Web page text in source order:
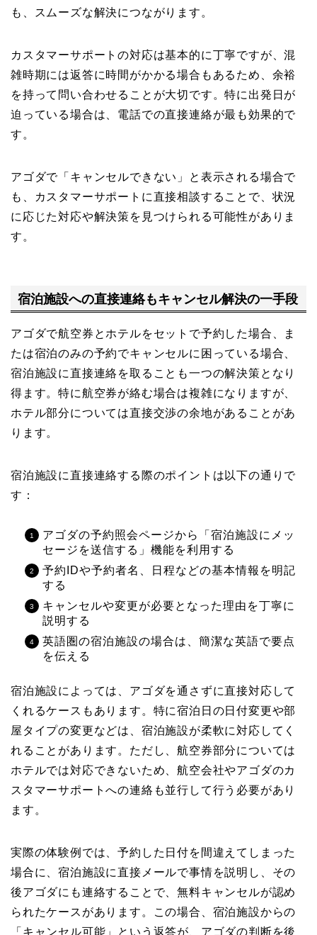
も、スムーズな解決につながります。
カスタマーサポートの対応は基本的に丁寧ですが、混
雑時期には返答に時間がかかる場合もあるため、余裕
を持って問い合わせることが大切です。特に出発日が
迫っている場合は、電話での直接連絡が最も効果的で
す。
アゴダで「キャンセルできない」と表示される場合で
も、カスタマーサポートに直接相談することで、状況
に応じた対応や解決策を見つけられる可能性がありま
す。
宿泊施設への直接連絡もキャンセル解決の一手段
アゴダで航空券とホテルをセットで予約した場合、ま
たは宿泊のみの予約でキャンセルに困っている場合、
宿泊施設に直接連絡を取ることも一つの解決策となり
得ます。特に航空券が絡む場合は複雑になりますが、
ホテル部分については直接交渉の余地があることがあ
ります。
宿泊施設に直接連絡する際のポイントは以下の通りで
す：
アゴダの予約照会ページから「宿泊施設にメッ
セージを送信する」機能を利用する
予約IDや予約者名、日程などの基本情報を明記
する
キャンセルや変更が必要となった理由を丁寧に
説明する
英語圏の宿泊施設の場合は、簡潔な英語で要点
を伝える
宿泊施設によっては、アゴダを通さずに直接対応して
くれるケースもあります。特に宿泊日の日付変更や部
屋タイプの変更などは、宿泊施設が柔軟に対応してく
れることがあります。ただし、航空券部分については
ホテルでは対応できないため、航空会社やアゴダのカ
スタマーサポートへの連絡も並行して行う必要があり
ます。
実際の体験例では、予約した日付を間違えてしまった
場合に、宿泊施設に直接メールで事情を説明し、その
後アゴダにも連絡することで、無料キャンセルが認め
られたケースがあります。この場合、宿泊施設からの
「キャンセル可能」という返答が、アゴダの判断を後